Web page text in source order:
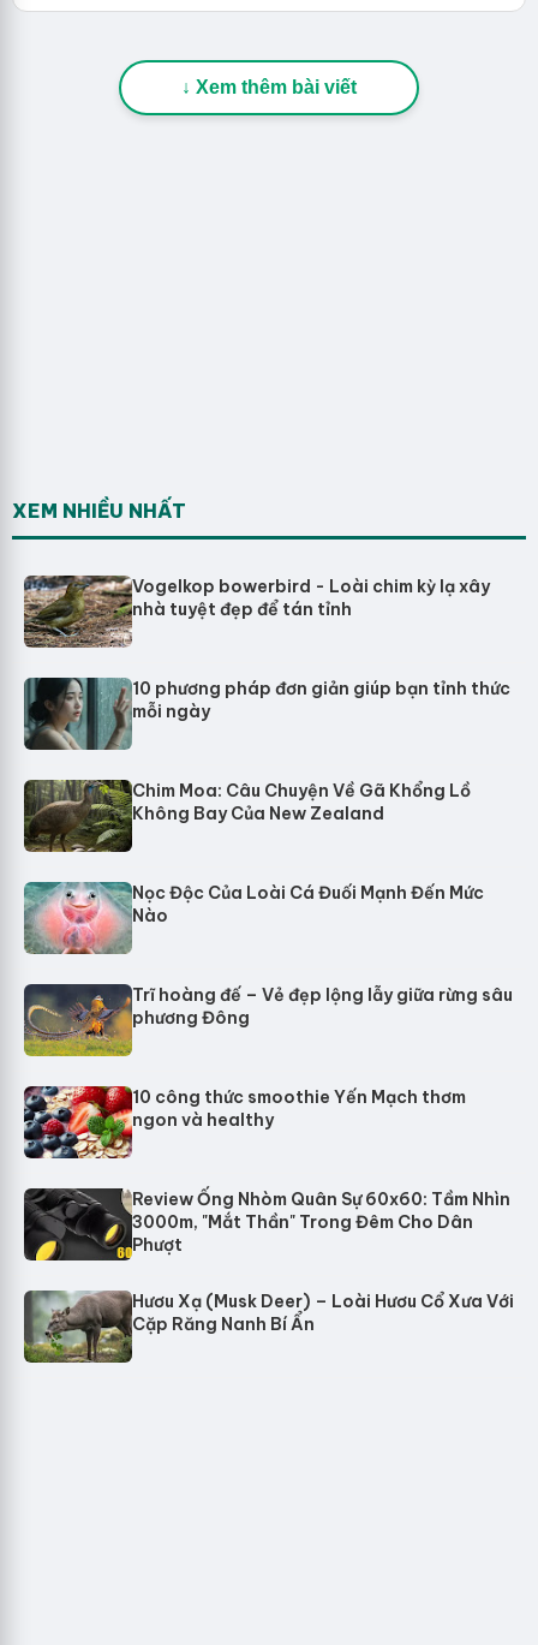
↓ Xem thêm bài viết
XEM NHIỀU NHẤT
Vogelkop bowerbird - Loài chim kỳ lạ xây
nhà tuyệt đẹp để tán tỉnh
10 phương pháp đơn giản giúp bạn tỉnh thức
mỗi ngày
Chim Moa: Câu Chuyện Về Gã Khổng Lồ
Không Bay Của New Zealand
Nọc Độc Của Loài Cá Đuối Mạnh Đến Mức
Nào
Trĩ hoàng đế – Vẻ đẹp lộng lẫy giữa rừng sâu
phương Đông
10 công thức smoothie Yến Mạch thơm
ngon và healthy
Review Ống Nhòm Quân Sự 60x60: Tầm Nhìn
3000m, "Mắt Thần" Trong Đêm Cho Dân
Phượt
Hươu Xạ (Musk Deer) – Loài Hươu Cổ Xưa Với
Cặp Răng Nanh Bí Ẩn